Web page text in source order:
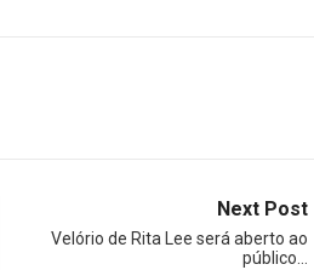
Next Post
Velório de Rita Lee será aberto ao
público…